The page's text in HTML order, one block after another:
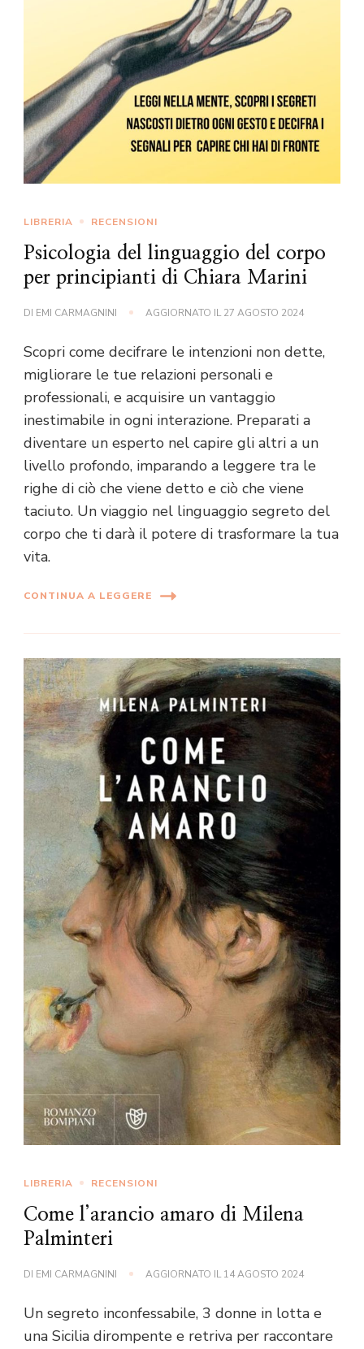
LIBRERIA RECENSIONI
Psicologia del linguaggio del corpo
per principianti di Chiara Marini
DI EMI CARMAGNINI AGGIORNATO IL27 AGOSTO 2024
Scopri come decifrare le intenzioni non dette,
migliorare le tue relazioni personali e
professionali, e acquisire un vantaggio
inestimabile in ogni interazione. Preparati a
diventare un esperto nel capire gli altri a un
livello profondo, imparando a leggere tra le
righe di ciò che viene detto e ciò che viene
taciuto. Un viaggio nel linguaggio segreto del
corpo che ti darà il potere di trasformare la tua
vita.
CONTINUA A LEGGERE
LIBRERIA RECENSIONI
Come l’arancio amaro di Milena
Palminteri
DI EMI CARMAGNINI AGGIORNATO IL14 AGOSTO 2024
Un segreto inconfessabile, 3 donne in lotta e
una Sicilia dirompente e retriva per raccontare